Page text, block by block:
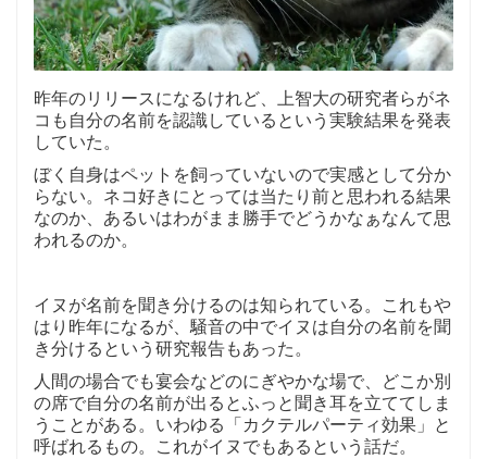
昨年のリリースになるけれど、上智大の研究者らがネ
コも自分の名前を認識しているという実験結果を発表
していた。
ぼく自身はペットを飼っていないので実感として分か
らない。ネコ好きにとっては当たり前と思われる結果
なのか、あるいはわがまま勝手でどうかなぁなんて思
われるのか。
イヌが名前を聞き分けるのは知られている。これもや
はり昨年になるが、騒音の中でイヌは自分の名前を聞
き分けるという研究報告もあった。
人間の場合でも宴会などのにぎやかな場で、どこか別
の席で自分の名前が出るとふっと聞き耳を立ててしま
うことがある。いわゆる「カクテルパーティ効果」と
呼ばれるもの。これがイヌでもあるという話だ。